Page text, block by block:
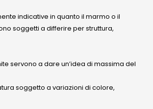
indicative in quanto il marmo o il
soggetti a differire per struttura,
servono a dare un’idea di massima del
soggetto a variazioni di colore,